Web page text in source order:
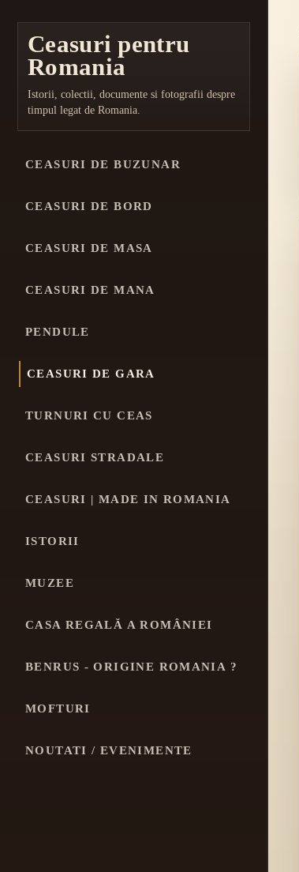
Ceasuri pentru
Romania
Istorii, colectii, documente si fotografii despre
timpul legat de Romania.
CEASURI DE BUZUNAR
CEASURI DE BORD
CEASURI DE MASA
CEASURI DE MANA
PENDULE
CEASURI DE GARA
TURNURI CU CEAS
CEASURI STRADALE
CEASURI | MADE IN ROMANIA
ISTORII
MUZEE
CASA REGALĂ A ROMÂNIEI
BENRUS - ORIGINE ROMANIA ?
MOFTURI
NOUTATI / EVENIMENTE